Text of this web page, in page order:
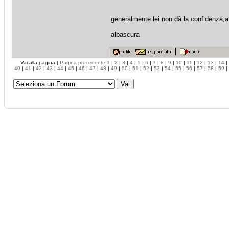
generalmente lei non dà la
albascura
Vai alla pagina ( Pagina precedente 1 | 2 | 3 | 4 | 5 | 6 | 7 | 8 | 9 | 10 | 11 | 12 | 13 | 14 |
40 | 41 | 42 | 43 | 44 | 45 | 46 | 47 | 48 | 49 | 50 | 51 | 52 | 53 | 54 | 55 | 56 | 57 | 58 | 59 |